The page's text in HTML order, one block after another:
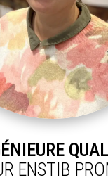
ENSTIB